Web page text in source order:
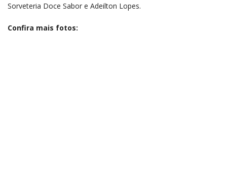
Sorveteria Doce Sabor e Adeilton Lopes.
Confira mais fotos: